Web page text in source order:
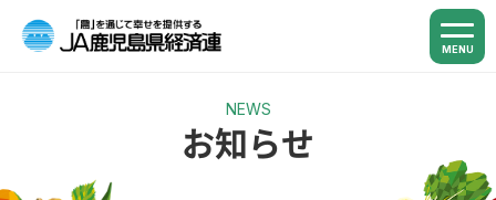
MENU
NEWS
お知らせ